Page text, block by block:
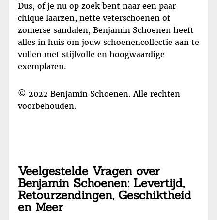
Dus, of je nu op zoek bent naar een paar
chique laarzen, nette veterschoenen of
zomerse sandalen, Benjamin Schoenen heeft
alles in huis om jouw schoenencollectie aan te
vullen met stijlvolle en hoogwaardige
exemplaren.
© 2022 Benjamin Schoenen. Alle rechten
voorbehouden.
Veelgestelde Vragen over
Benjamin Schoenen: Levertijd,
Retourzendingen, Geschiktheid
en Meer